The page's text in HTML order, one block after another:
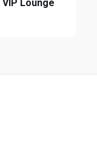
Lounge